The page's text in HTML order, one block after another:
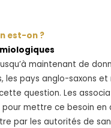
est-on ?
maintenant de
les pays anglo-saxons
question. Les
mettre ce besoin en
par les autorités de